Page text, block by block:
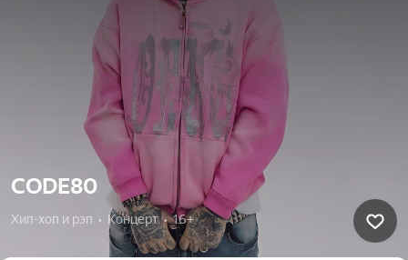
CODE80
Хип-хоп и рэп  •  Концерт  •  16+